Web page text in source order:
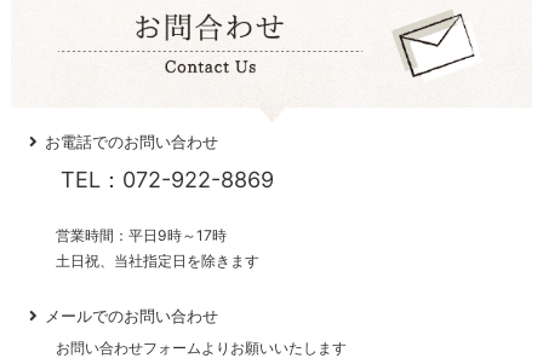
お電話でのお問い合わせ
TEL：072-922-8869
営業時間：平日9時～17時
土日祝、当社指定日を除きます
メールでのお問い合わせ
お問い合わせフォームよりお願いいたします